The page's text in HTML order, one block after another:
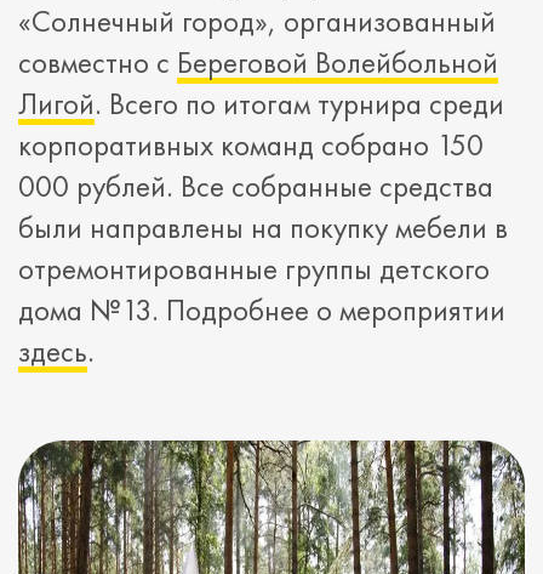
«Солнечный город», организованный
совместно с Береговой Волейбольной
Лигой. Всего по итогам турнира среди
корпоративных команд собрано 150
000 рублей. Все собранные средства
были направлены на покупку мебели в
отремонтированные группы детского
дома №13. Подробнее о мероприятии
здесь.